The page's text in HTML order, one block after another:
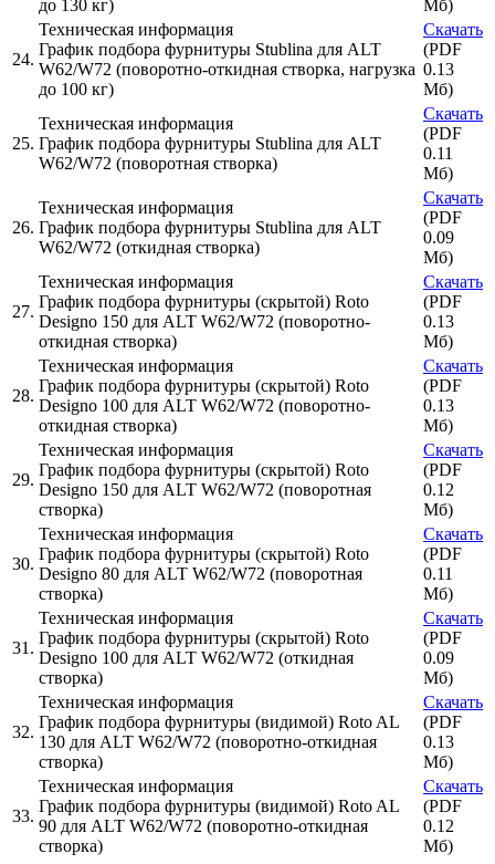
до 130 кг)
Мб)
24.
Техническая информация
График подбора фурнитуры Stublina для ALT
W62/W72 (поворотно-откидная створка, нагрузка
до 100 кг)
Скачать
(PDF
0.13
Мб)
25.
Техническая информация
График подбора фурнитуры Stublina для ALT
W62/W72 (поворотная створка)
Скачать
(PDF
0.11
Мб)
26.
Техническая информация
График подбора фурнитуры Stublina для ALT
W62/W72 (откидная створка)
Скачать
(PDF
0.09
Мб)
27.
Техническая информация
График подбора фурнитуры (скрытой) Roto
Designo 150 для ALT W62/W72 (поворотно-
откидная створка)
Скачать
(PDF
0.13
Мб)
28.
Техническая информация
График подбора фурнитуры (скрытой) Roto
Designo 100 для ALT W62/W72 (поворотно-
откидная створка)
Скачать
(PDF
0.13
Мб)
29.
Техническая информация
График подбора фурнитуры (скрытой) Roto
Designo 150 для ALT W62/W72 (поворотная
створка)
Скачать
(PDF
0.12
Мб)
30.
Техническая информация
График подбора фурнитуры (скрытой) Roto
Designo 80 для ALT W62/W72 (поворотная
створка)
Скачать
(PDF
0.11
Мб)
31.
Техническая информация
График подбора фурнитуры (скрытой) Roto
Designo 100 для ALT W62/W72 (откидная
створка)
Скачать
(PDF
0.09
Мб)
32.
Техническая информация
График подбора фурнитуры (видимой) Roto AL
130 для ALT W62/W72 (поворотно-откидная
створка)
Скачать
(PDF
0.13
Мб)
33.
Техническая информация
График подбора фурнитуры (видимой) Roto AL
90 для ALT W62/W72 (поворотно-откидная
створка)
Скачать
(PDF
0.12
Мб)